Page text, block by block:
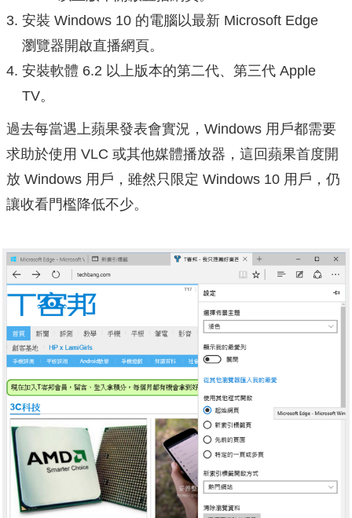
安裝 Windows 10 的電腦以最新 Microsoft Edge
瀏覽器開啟直播網頁。
安裝軟體 6.2 以上版本的第二代、第三代 Apple
TV。
過去每當遇上蘋果發表會實況，Windows 用戶都需要
求助於使用 VLC 或其他媒體播放器，這回蘋果首度開
放 Windows 用戶，雖然只限定 Windows 10 用戶，仍
讓收看門檻降低不少。